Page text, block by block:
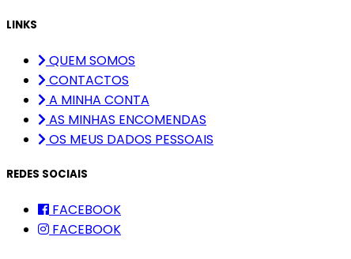
LINKS
QUEM SOMOS
CONTACTOS
A MINHA CONTA
AS MINHAS ENCOMENDAS
OS MEUS DADOS PESSOAIS
REDES SOCIAIS
FACEBOOK
FACEBOOK